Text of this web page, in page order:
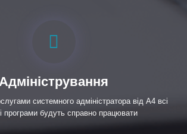
Адміністрування
системного адміністратора від А4 всі
програми будуть справно працювати